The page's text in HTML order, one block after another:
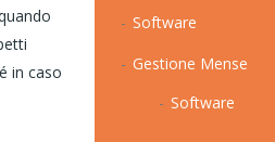
in caso
Software
Gestione Mense
Software